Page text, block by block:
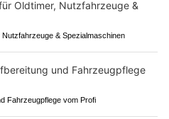
& Spezialmaschinen
Fahrzeugpflege vom Profi